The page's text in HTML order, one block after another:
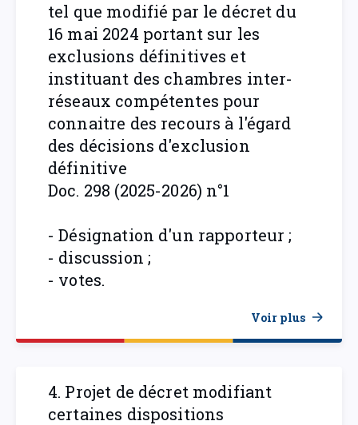
tel que modifié par le décret du
16 mai 2024 portant sur les
exclusions définitives et
instituant des chambres inter-
réseaux compétentes pour
connaitre des recours à l'égard
des décisions d'exclusion
définitive
Doc. 298 (2025-2026) n°1
- Désignation d'un rapporteur ;
- discussion ;
- votes.
Voir plus
4. Projet de décret modifiant
certaines dispositions